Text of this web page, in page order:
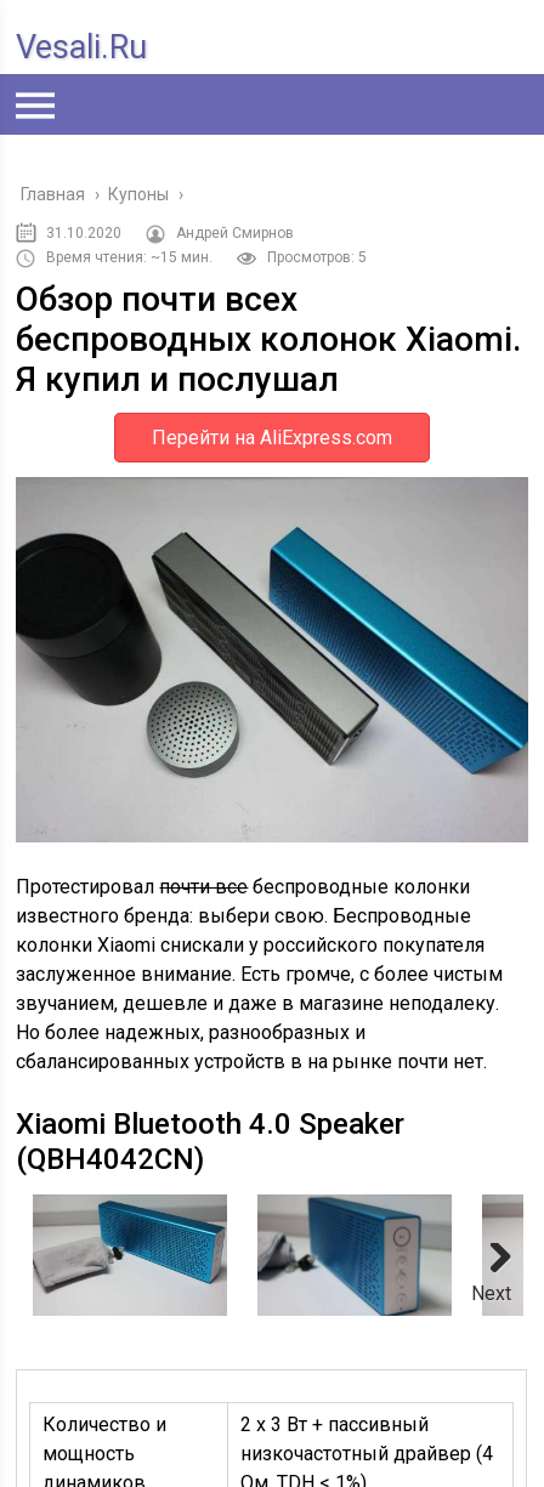
Vesali.ru
Главная › Купоны ›
31.10.2020
Андрей Смирнов
Время чтения: ~15 мин.
Просмотров: 5
Обзор почти всех
беспроводных колонок Xiaomi.
Я купил и послушал
Перейти на AliExpress.com
Протестировалпочти всебеспроводные колонки
известного бренда: выбери свою. Беспроводные
колонки Xiaomi снискали у российского покупателя
заслуженное внимание. Есть громче, с более чистым
звучанием, дешевле и даже в магазине неподалеку.
Но более надежных, разнообразных и
сбалансированных устройств в на рынке почти нет.
Xiaomi Bluetooth 4.0 Speaker
(QBH4042CN)
Next
Количество и
мощность
динамиков
2 х 3 Вт + пассивный
низкочастотный драйвер (4
Ом, TDH < 1%)